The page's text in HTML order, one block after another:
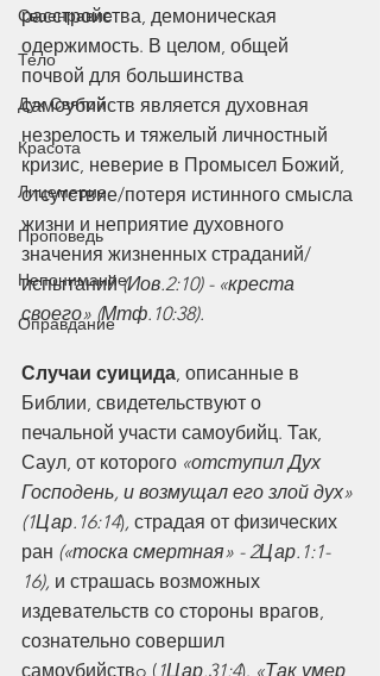
Своенравие
Тело
Дух Святой
Красота
Лицемерие
Проповедь
Непонимание
Оправдание
расстройства, демоническая
одержимость. В целом, общей
почвой для большинства
самоубийств является духовная
незрелость и тяжелый личностный
кризис, неверие в Промысел Божий,
отсутствие/потеря истинного смысла
жизни и неприятие духовного
значения жизненных страданий/
испытаний (Иов.2:10) - «креста
своего» (Мтф.10:38).
Случаи суицида, описанные в
Библии, свидетельствуют о
печальной участи самоубийц. Так,
Саул, от которого «отступил Дух
Господень, и возмущал его злой дух»
(1Цар.16:14), страдая от физических
ран («тоска смертная» - 2Цар.1:1-
16), и страшась возможных
издевательств со стороны врагов,
сознательно совершил
самоубийствo ( 1Цар.31:4). «Так умер